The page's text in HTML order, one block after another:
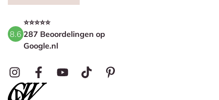
8.6
⭐⭐⭐⭐⭐
287 Beoordelingen op
Google.nl